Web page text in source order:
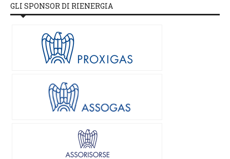
GLI SPONSOR DI RIENERGIA